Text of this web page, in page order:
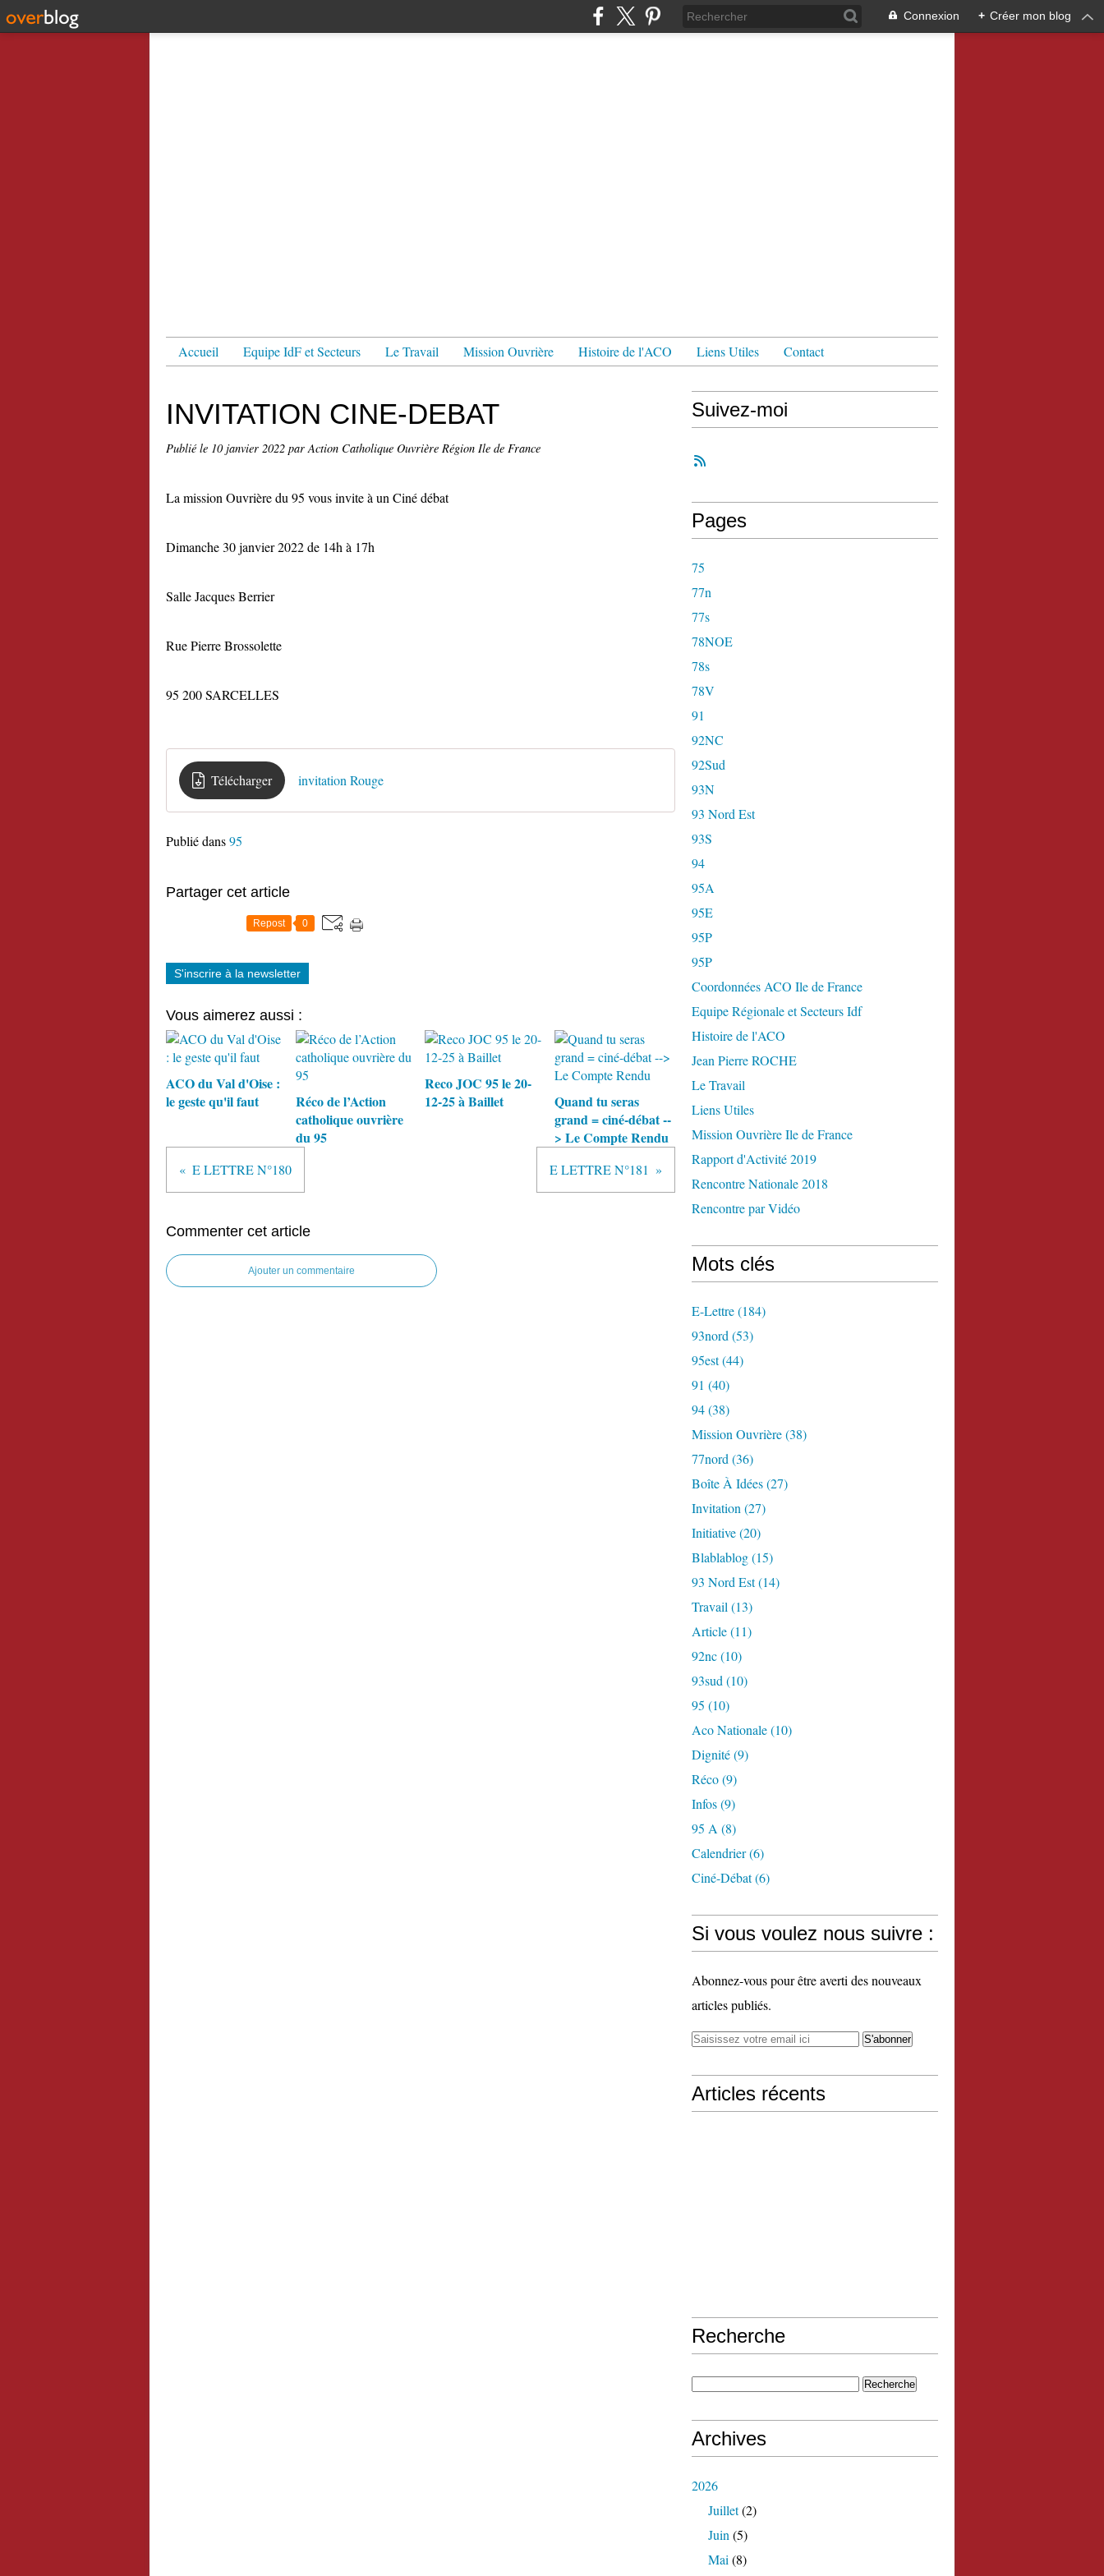
Connexion + Créer mon blog
Accueil Equipe IdF et Secteurs Le Travail Mission Ouvrière Histoire de l'ACO Liens Utiles Contact
INVITATION CINE-DEBAT
Publié le 10 janvier 2022 par Action Catholique Ouvrière Région Ile de France
La mission Ouvrière du 95 vous invite à un Ciné débat
Dimanche 30 janvier 2022 de 14h à 17h
Salle Jacques Berrier
Rue Pierre Brossolette
95 200 SARCELLES
Télécharger invitation Rouge
Publié dans95
Partager cet article
Repost 0
S'inscrire à la newsletter
Vous aimerez aussi :
ACO du Val d'Oise :
le geste qu'il faut
Réco de l’Action
catholique ouvrière
du 95
Reco JOC 95 le 20-
12-25 à Baillet
Quand tu seras
grand = ciné-débat --
> Le Compte Rendu
E LETTRE N°180 E LETTRE N°181
Commenter cet article
Ajouter un commentaire
Suivez-moi
Pages
75
77n
77s
78NOE
78s
78V
91
92NC
92Sud
93N
93 Nord Est
93S
94
95A
95E
95P
95P
Coordonnées ACO Ile de France
Equipe Régionale et Secteurs Idf
Histoire de l'ACO
Jean Pierre ROCHE
Le Travail
Liens Utiles
Mission Ouvrière Ile de France
Rapport d'Activité 2019
Rencontre Nationale 2018
Rencontre par Vidéo
Mots clés
E-Lettre(184)
93nord (53)
95est(44)
91 (40)
94(38)
Mission Ouvrière(38)
77nord (36)
Boîte À Idées(27)
Invitation (27)
Initiative(20)
Blablablog(15)
93 Nord Est(14)
Travail (13)
Article(11)
92nc(10)
93sud (10)
95 (10)
Aco Nationale(10)
Dignité(9)
Réco(9)
Infos(9)
95 A (8)
Calendrier(6)
Ciné-Débat(6)
Si vous voulez nous suivre :
Abonnez-vous pour être averti des nouveaux
articles publiés.
Articles récents
Recherche
Archives
2026
Juillet(2)
Juin (5)
Mai (8)